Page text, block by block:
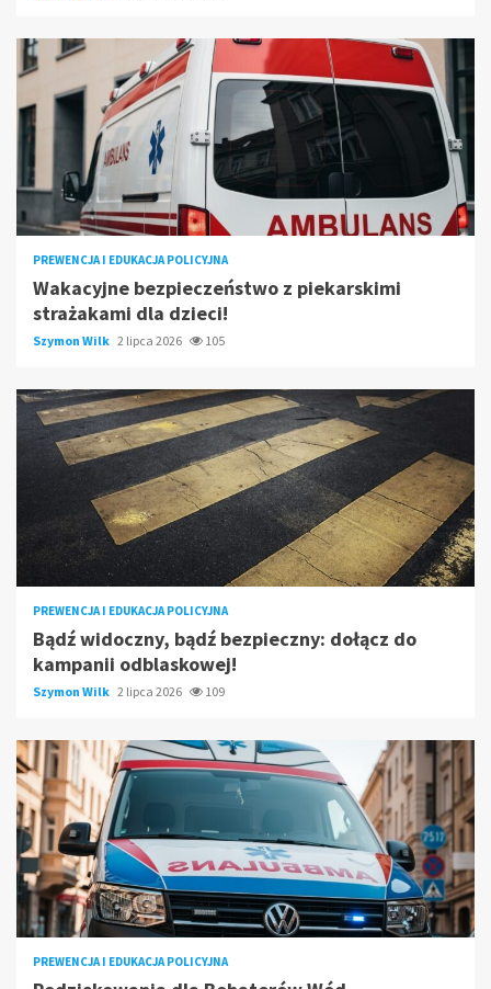
PREWENCJA I EDUKACJA POLICYJNA
Wakacyjne bezpieczeństwo z piekarskimi
strażakami dla dzieci!
Szymon Wilk 2 lipca 2026 105
PREWENCJA I EDUKACJA POLICYJNA
Bądź widoczny, bądź bezpieczny: dołącz do
kampanii odblaskowej!
Szymon Wilk 2 lipca 2026 109
PREWENCJA I EDUKACJA POLICYJNA